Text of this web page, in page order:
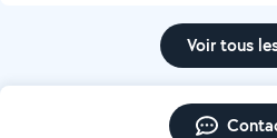
Voir tous